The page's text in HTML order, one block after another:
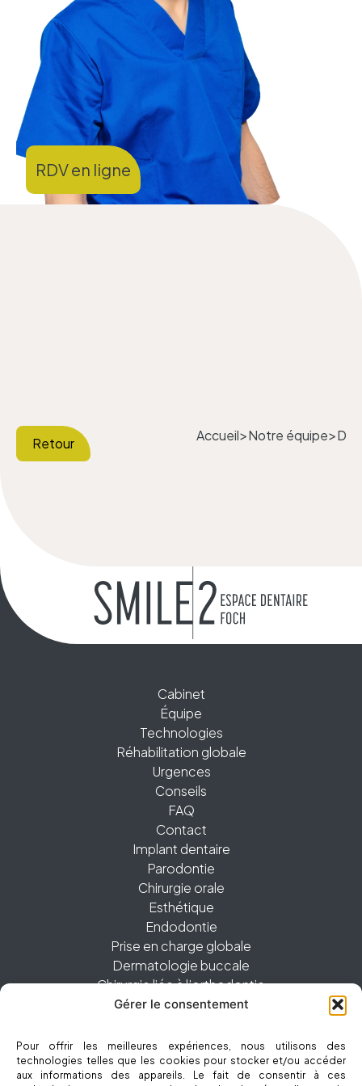
Gérer le consentement
Pour offrir les meilleures expériences, nous utilisons des
technologies telles que les cookies pour stocker et/ou accéder
aux informations des appareils. Le fait de consentir à ces
RDV en ligne
Retour Accueil>Notre équipe>Dr
Cabinet
Équipe
Technologies
Réhabilitation globale
Urgences
Conseils
FAQ
Contact
Implant dentaire
Parodontie
Chirurgie orale
Esthétique
Endodontie
Prise en charge globale
Dermatologie buccale
Chirurgie liée à l’orthodontie
2bis avenue Foch, 94160 Saint-Mandé